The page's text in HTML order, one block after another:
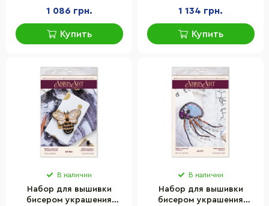
1 086 грн.
Купить
1 134 грн.
Купить
В наличии
Набор для вышивки
бисером украшения
В наличии
Набор для вышивки
бисером украшения